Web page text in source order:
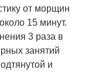
от морщин
15 минут.
3 раза в
занятий
и